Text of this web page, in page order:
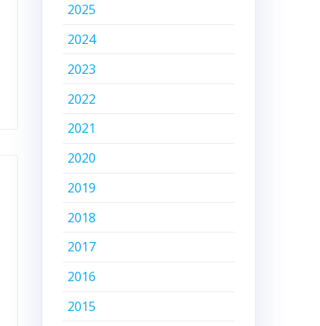
2025
2024
2023
2022
2021
2020
2019
2018
2017
2016
2015